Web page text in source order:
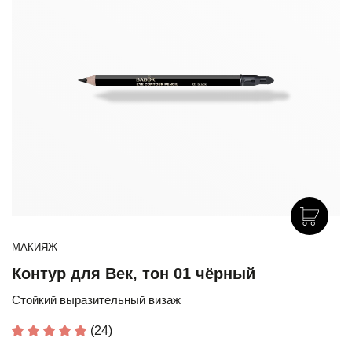
МАКИЯЖ
Контур для Век, тон 01 чёрный
Стойкий выразительный визаж
(24)